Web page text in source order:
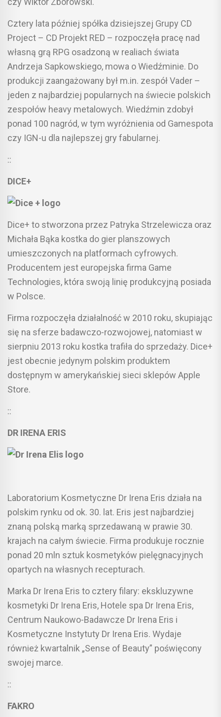
Cztery lata później spółka dzisiejszej Grupy CD
Project – CD Projekt RED – rozpoczęła pracę nad
własną grą RPG osadzoną w realiach świata
Andrzeja Sapkowskiego, mowa o Wiedźminie. Do
produkcji zaangażowany był m.in. zespół Vader –
jeden z najbardziej popularnych na świecie polskich
zespołów heavy metalowych. Wiedźmin zdobył
ponad 100 nagród, w tym wyróżnienia od Gamespota
czy IGN-u dla najlepszej gry fabularnej.
::
DICE+
Dice+ to stworzona przez Patryka Strzelewicza oraz
Michała Bąka kostka do gier planszowych
umieszczonych na platformach cyfrowych.
Producentem jest europejska firma Game
Technologies, która swoją linię produkcyjną posiada
w Polsce.
Firma rozpoczęła działalność w 2010 roku, skupiając
się na sferze badawczo-rozwojowej, natomiast w
sierpniu 2013 roku kostka trafiła do sprzedaży. Dice+
jest obecnie jedynym polskim produktem
dostępnym w amerykańskiej sieci sklepów Apple
Store.
::
DR IRENA ERIS
Laboratorium Kosmetyczne Dr Irena Eris działa na
polskim rynku od ok. 30. lat. Eris jest najbardziej
znaną polską marką sprzedawaną w prawie 30.
krajach na całym świecie. Firma produkuje rocznie
ponad 20 mln sztuk kosmetyków pielęgnacyjnych
opartych na własnych recepturach.
Marka Dr Irena Eris to cztery filary: ekskluzywne
kosmetyki Dr Irena Eris, Hotele spa Dr Irena Eris,
Centrum Naukowo-Badawcze Dr Irena Eris i
Kosmetyczne Instytuty Dr Irena Eris. Wydaje
również kwartalnik „Sense of Beauty” poświęcony
swojej marce.
::
FAKRO